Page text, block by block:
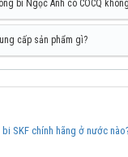
bi Ngọc Anhđể có báo
hãng.
bi Ngọc Anh có COCQ
cấp sản phẩm gì?
SKF chính hãng ở nước